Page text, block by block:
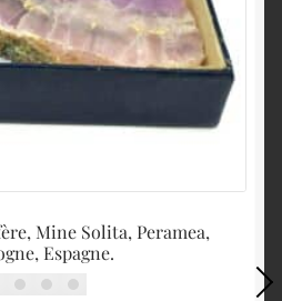
Mine Solita, Peramea,
Espagne.